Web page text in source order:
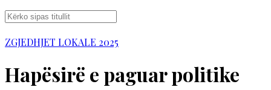
ZGJEDHJET LOKALE 2025
Hapësirë e paguar politike